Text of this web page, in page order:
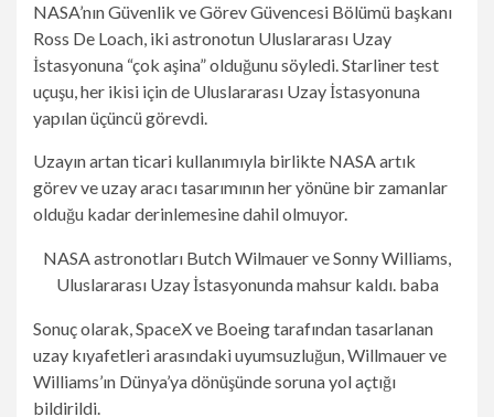
NASA’nın Güvenlik ve Görev Güvencesi Bölümü başkanı
Ross De Loach, iki astronotun Uluslararası Uzay
İstasyonuna “çok aşina” olduğunu söyledi. Starliner test
uçuşu, her ikisi için de Uluslararası Uzay İstasyonuna
yapılan üçüncü görevdi.
Uzayın artan ticari kullanımıyla birlikte NASA artık
görev ve uzay aracı tasarımının her yönüne bir zamanlar
olduğu kadar derinlemesine dahil olmuyor.
NASA astronotları Butch Wilmauer ve Sonny Williams,
Uluslararası Uzay İstasyonunda mahsur kaldı. baba
Sonuç olarak, SpaceX ve Boeing tarafından tasarlanan
uzay kıyafetleri arasındaki uyumsuzluğun, Willmauer ve
Williams’ın Dünya’ya dönüşünde soruna yol açtığı
bildirildi.